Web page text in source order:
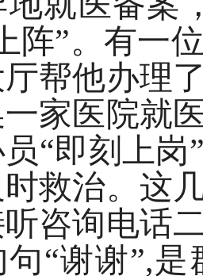
阵”。有一
帮他办理
家医院就
“即刻上
救治。这
咨询电话
“谢谢”,